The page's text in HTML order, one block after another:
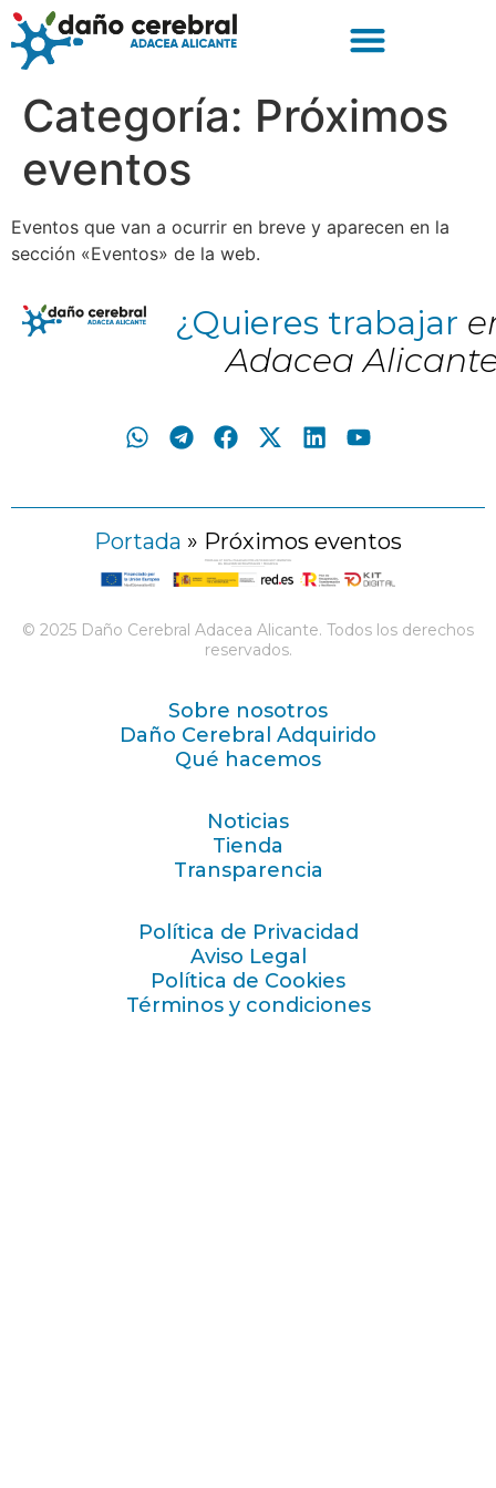
Categoría: Próximos
eventos
Eventos que van a ocurrir en breve y aparecen en la
sección «Eventos» de la web.
¿Quieres trabajar
Adacea
Portada » Próximos eventos
© 2025 Daño Cerebral Adacea Alicante. Todos los derechos
reservados.
Sobre nosotros
Daño Cerebral Adquirido
Qué hacemos
Noticias
Tienda
Transparencia
Política de Privacidad
Aviso Legal
Política de Cookies
Términos y condiciones